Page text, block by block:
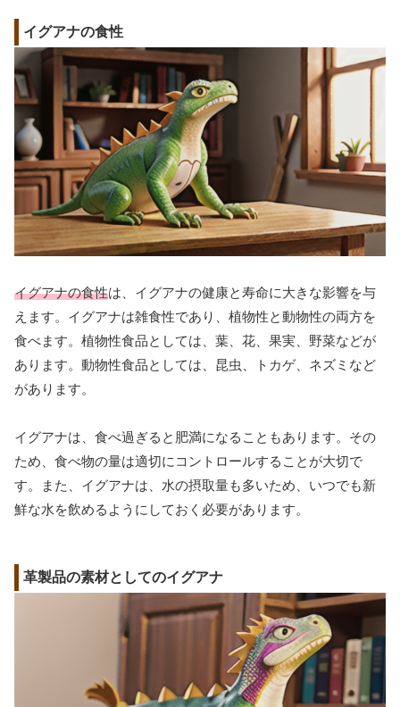
イグアナの食性
イグアナの食性は、イグアナの健康と寿命に大きな影響を与
えます。イグアナは雑食性であり、植物性と動物性の両方を
食べます。植物性食品としては、葉、花、果実、野菜などが
あります。動物性食品としては、昆虫、トカゲ、ネズミなど
があります。
イグアナは、食べ過ぎると肥満になることもあります。その
ため、食べ物の量は適切にコントロールすることが大切で
す。また、イグアナは、水の摂取量も多いため、いつでも新
鮮な水を飲めるようにしておく必要があります。
革製品の素材としてのイグアナ